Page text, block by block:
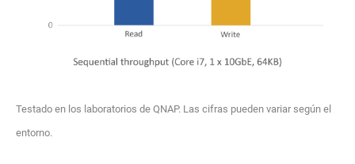
Testado en los laboratorios de QNAP. Las cifras pueden variar según el
entorno.